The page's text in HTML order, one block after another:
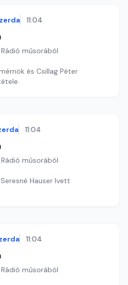
11:04
műsorából
és Csillag Péter
11:04
műsorából
Hauser Ivett
11:04
műsorából